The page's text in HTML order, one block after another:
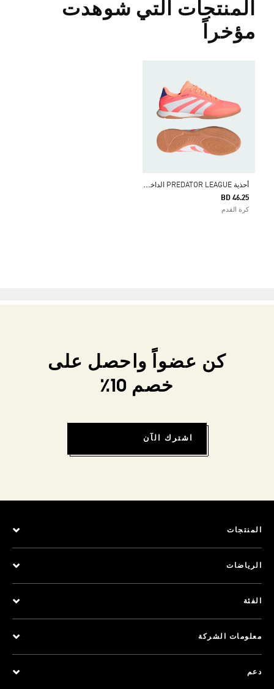
المنتجات التي شوهدت
مؤخراً
أ
حذية PREDATOR LEAGUE الداخلية
BD 46.25
كرة القدم
كن عضواً واحصل على
خصم 10٪
اشترك الآن
المنتجات
الرياضات
الفئة
معلومات الشركة
دعم